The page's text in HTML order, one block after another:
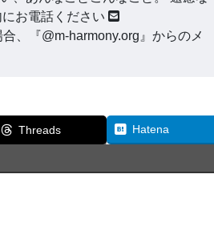
お電話ください
、『@m-harmony.org』からのメ
Threads Hatena